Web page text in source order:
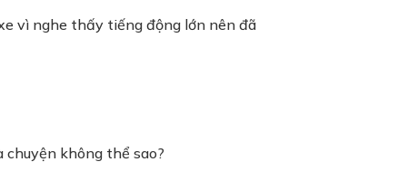
vì nghe thấy tiếng động lớn nên đã
không thể sao?